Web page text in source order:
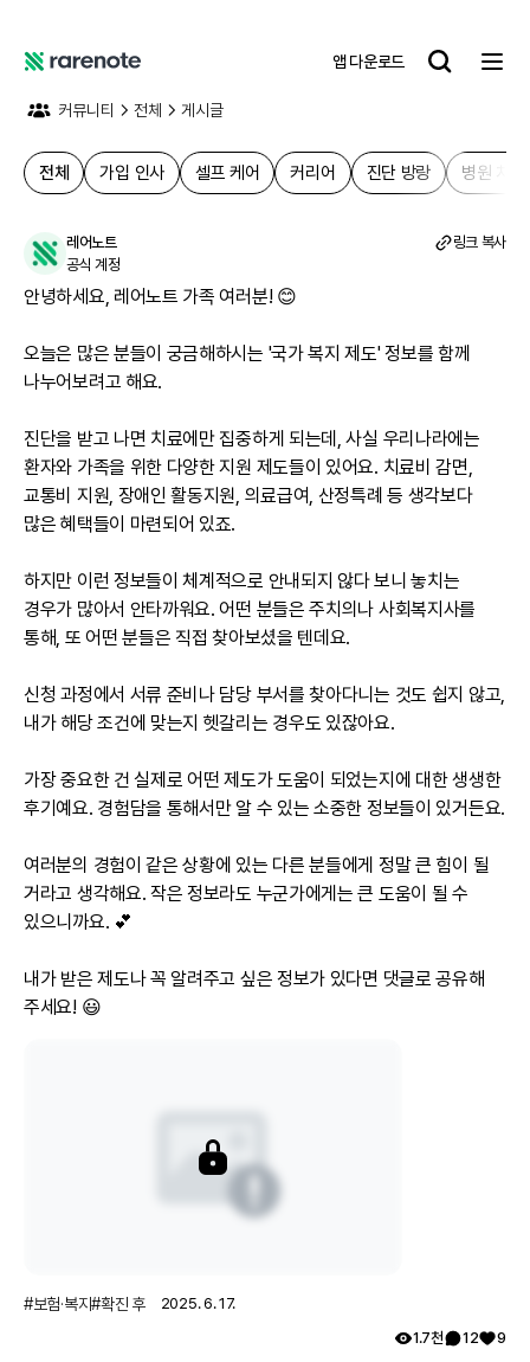
어
트
앱 다운로드
커뮤니티 전체 게시글
전체 가입 인사 셀프 케어 커리어 진단 방랑 병원 치료
레어노트
공식 계정
링크 복사
안녕하세요, 레어노트 가족 여러분! 😊
오늘은 많은 분들이 궁금해하시는 '국가 복지 제도' 정보를 함께
나누어보려고 해요.
진단을 받고 나면 치료에만 집중하게 되는데, 사실 우리나라에는
환자와 가족을 위한 다양한 지원 제도들이 있어요. 치료비 감면,
교통비 지원, 장애인 활동지원, 의료급여, 산정특례 등 생각보다
많은 혜택들이 마련되어 있죠.
하지만 이런 정보들이 체계적으로 안내되지 않다 보니 놓치는
경우가 많아서 안타까워요. 어떤 분들은 주치의나 사회복지사를
통해, 또 어떤 분들은 직접 찾아보셨을 텐데요.
신청 과정에서 서류 준비나 담당 부서를 찾아다니는 것도 쉽지 않고,
내가 해당 조건에 맞는지 헷갈리는 경우도 있잖아요.
가장 중요한 건 실제로 어떤 제도가 도움이 되었는지에 대한 생생한
후기예요. 경험담을 통해서만 알 수 있는 소중한 정보들이 있거든요.
여러분의 경험이 같은 상황에 있는 다른 분들에게 정말 큰 힘이 될
거라고 생각해요. 작은 정보라도 누군가에게는 큰 도움이 될 수
있으니까요. 💕
내가 받은 제도나 꼭 알려주고 싶은 정보가 있다면 댓글로 공유해
주세요! 😃
#보험·복지#확진 후
2025. 6. 17.
1.7천
12 9